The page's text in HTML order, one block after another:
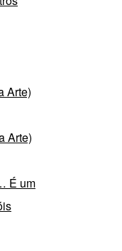
Arte)
Arte)
É um